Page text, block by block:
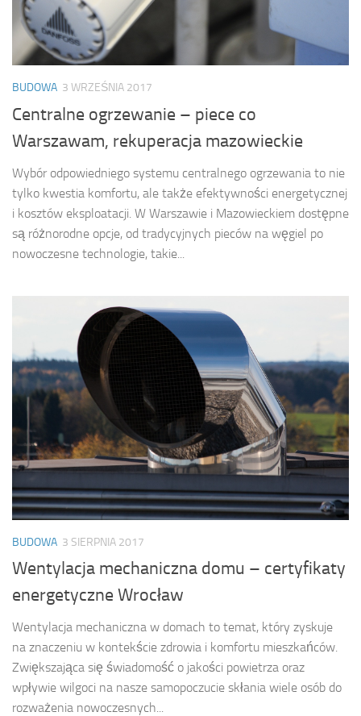
BUDOWA 3 WRZEŚNIA 2017
Centralne ogrzewanie – piece co
Warszawam, rekuperacja mazowieckie
Wybór odpowiedniego systemu centralnego ogrzewania to nie
tylko kwestia komfortu, ale także efektywności energetycznej
i kosztów eksploatacji. W Warszawie i Mazowieckiem dostępne
są różnorodne opcje, od tradycyjnych pieców na węgiel po
nowoczesne technologie, takie...
BUDOWA 3 SIERPNIA 2017
Wentylacja mechaniczna domu – certyfikaty
energetyczne Wrocław
Wentylacja mechaniczna w domach to temat, który zyskuje
na znaczeniu w kontekście zdrowia i komfortu mieszkańców.
Zwiększająca się świadomość o jakości powietrza oraz
wpływie wilgoci na nasze samopoczucie skłania wiele osób do
rozważenia nowoczesnych...